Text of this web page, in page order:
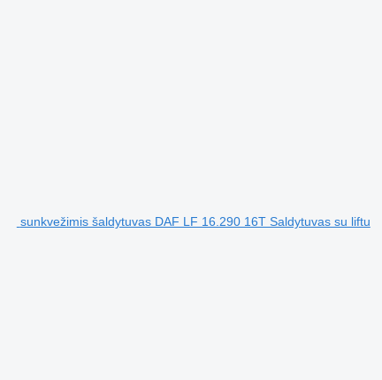
sunkvežimis šaldytuvas DAF LF 16.290 16T Saldytuvas su liftu